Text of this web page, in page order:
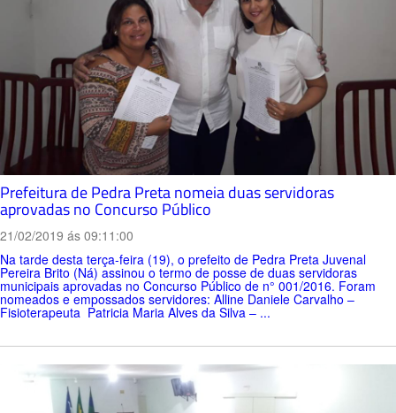
Prefeitura de Pedra Preta nomeia duas servidoras
aprovadas no Concurso Público
21/02/2019 ás 09:11:00
Na tarde desta terça-feira (19), o prefeito de Pedra Preta Juvenal
Pereira Brito (Ná) assinou o termo de posse de duas servidoras
municipais aprovadas no Concurso Público de n° 001/2016. Foram
nomeados e empossados servidores: Alline Daniele Carvalho –
Fisioterapeuta Patricia Maria Alves da Silva – ...